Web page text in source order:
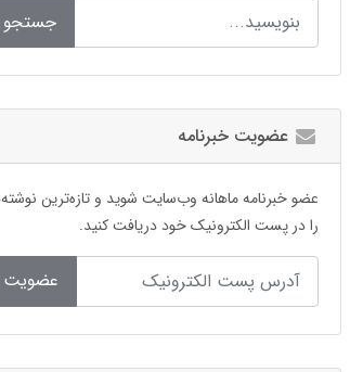
جستجو
عضویت خبرنامه
عضو خبرنامه ماهانه وب‌سایت شوید و تازه‌ترین
را در پست الکترونیک خود دریافت کنید.
عضویت